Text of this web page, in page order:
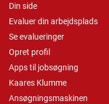
Din side
Evaluer din arbejdsplads
Se evalueringer
Opret profil
Apps til jobsøgning
Kaares Klumme
Ansøgningsmaskinen